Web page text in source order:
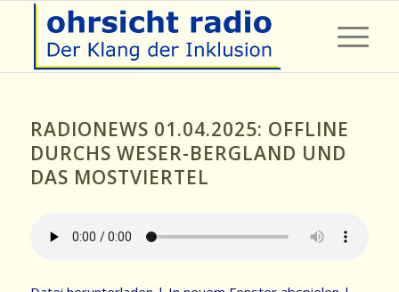
RADIONEWS 01.04.2025: OFFLINE
DURCHS WESER-BERGLAND UND
DAS MOSTVIERTEL